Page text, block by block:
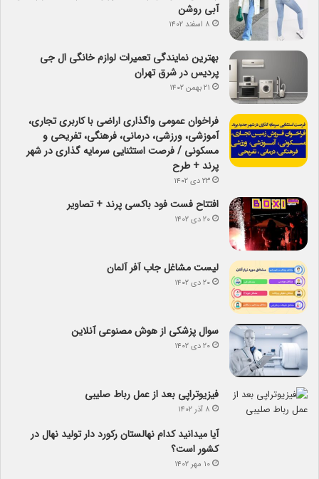
آبی روشن
۸ اسفند ۱۴۰۲
بهترین نمایندگی تعمیرات لوازم خانگی ال جی
پردیس در شرق تهران
۲۱ بهمن ۱۴۰۲
فراخوان عمومی واگذاری اراضی با کاربری تجاری،
آموزشی، ورزشی، درمانی، فرهنگی، تفریحی و
مسکونی / فرصت استثنایی سرمایه گذاری در شهر
پرند + طرح
۲۳ دی ۱۴۰۲
افتتاح فست فود باکسی پرند + تصاویر
۲۰ دی ۱۴۰۲
لیست مشاغل جاب آفر آلمان
۲۰ دی ۱۴۰۲
سوال پزشکی از هوش مصنوعی آنلاین
۲۰ دی ۱۴۰۲
فیزیوتراپی بعد از عمل رباط صلیبی
۸ آذر ۱۴۰۲
آیا می­دانید کدام نهالستان رکورد دار تولید نهال­ در
کشور است؟
۱۰ مهر ۱۴۰۲